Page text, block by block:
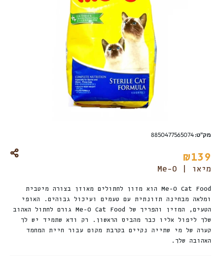
מק"ט:8850477565074
₪139
מיאו | Me-O
Me-O Cat Food הוא מזון לחתולים מאוזן בצורה מיטבית
ומלאה מבחינה תזונתית עם טעמים ועיכול גבוהים. האופי
הטעים, המזין והפריך של Me-O Cat Food גורם לחתול האהוב
שלך ליפול אליו כבר מהביס הראשון. רק ודא שתמיד יש לך
קערה של מי שתייה נקיים בקרבת מקום עבור חיית המחמד
האהובה שלך.